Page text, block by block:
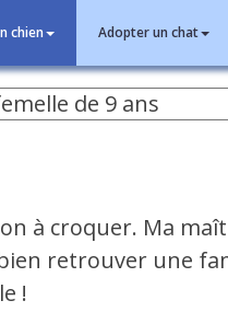
chien Adopter un chat
à croquer. Ma
retrouver une
!